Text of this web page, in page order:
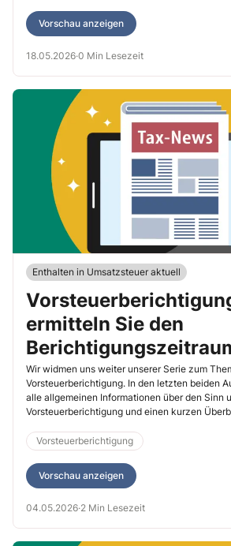
Vorschau anzeigen
18.05.2026·0 Min Lesezeit
Enthalten in Umsatzsteuer aktuell
ermitteln Sie den
Wir widmen uns weiter unserer Serie zum
Vorsteuerberichtigung. In den letzten beiden
alle allgemeinen Informationen über den Sinn
Vorsteuerberichtigung und einen kurzen
uns nun dem Berichtigungszeitraum – wann
Sie ihn richtig ermitteln.
Vorsteuerberichtigung
Vorschau anzeigen
04.05.2026·2 Min Lesezeit